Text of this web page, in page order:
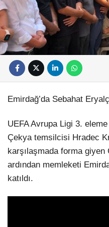
Emirdağ’da Sebahat
UEFA Avrupa Ligi 3.
Çekya temsilcisi Hradec
karşılaşmada forma giyen
ardından memleketi
katıldı.